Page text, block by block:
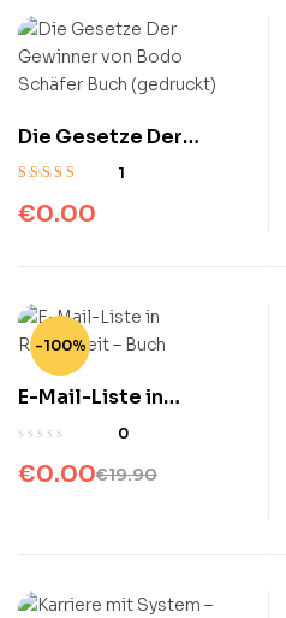
Die Gesetze Der
Gewinner von Bodo
(gedruckt)
5.00von 5
1
€0.00
-100%
E-Mail-Liste in
Rekordzeit – Buch
0
€19.90
€0.00